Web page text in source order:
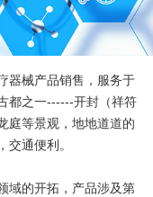
Next
械产品销售，服务于
都之一------开封（祥符
庭等景观，地地道道的
通便利。
的开拓，产品涉及第